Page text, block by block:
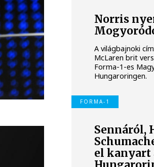
Norris
A világbajnoki
McLaren brit
Forma-1-es
Hungaroringen.
FORMA-1
Sennáról,
el kanyart